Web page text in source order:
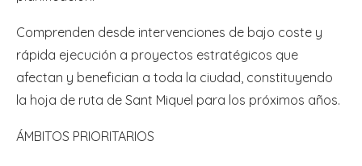
Comprenden desde intervenciones de bajo coste y
rápida ejecución a proyectos estratégicos que
afectan y benefician a toda la ciudad, constituyendo
la hoja de ruta de Sant Miquel para los próximos años.
ÁMBITOS PRIORITARIOS